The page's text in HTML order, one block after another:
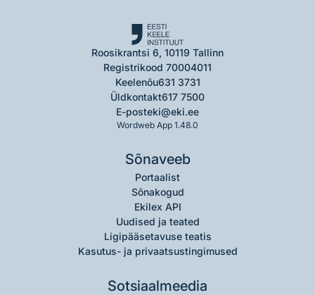
Roosikrantsi 6, 10119 Tallinn
Registrikood 70004011
Keelenõu631 3731
Üldkontakt617 7500
E-posteki@eki.ee
Wordweb App 1.48.0
Sõnaveeb
Portaalist
Sõnakogud
Ekilex API
Uudised ja teated
Ligipääsetavuse teatis
Kasutus- ja privaatsustingimused
Sotsiaalmeedia